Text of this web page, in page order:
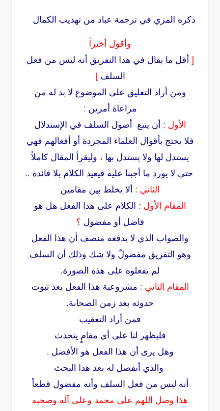
ذكره المزي في ترجمة عباد من تهذيب الكمال
وأقول أخيراً
[ أقل ما يقال في هذا التفريق أنه ليس من فعل
السلف]
ومن أراد التعليق على الموضوع لا بد له من
مراعاة أمرين :
الأول : أن يتبع أصول السلف في الإستدلال
فلا يحتج بأقوال العلماء المجردة أو أفعالهم فهي
يستدل لها ولا يستدل بها ، وليقرأ المقال كاملاً
حتى لا يورد ما أجبنا عليه فيعيد الكلام بلا فائدة ..
الثاني : ألا يخلط بين مقامين
المقام الأول : الكلام على هذا الفعل هل هو
فاضل أو مفضول ؟
والصواب الذي لا يدفعه منصف أن هذا الفعل
وهو التفريق مفضولٌ ولا شك وذلك أن السلف
لم يفعلوه على هذه الصورة.
المقام الثاني : مشروعية هذا الفعل بعد ثبوت
حدوثه بعد زمن الصحابة.
فمن أراد التعقيب
فليظهر لنا على أي مقامٍ يتحدث
وهل يرى أن هذا الفعل هو الأفضل .
والذي أنفصل له بعد هذا البحث
أنه ليس من فعل السلف وأنه مفضول قطعاً
هذا وصل اللهم على محمد وعلى آله وصحبه